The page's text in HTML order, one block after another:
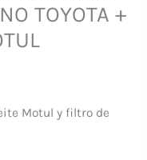
TOYOTA +
Motul y filtro de